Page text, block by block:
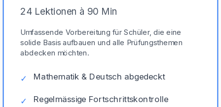
24 Lektionen à 90 Min
Umfassende Vorbereitung für Schüler, die eine
solide Basis aufbauen und alle Prüfungsthemen
abdecken möchten.
✓ Mathematik & Deutsch abgedeckt
✓ Regelmässige Fortschrittskontrolle